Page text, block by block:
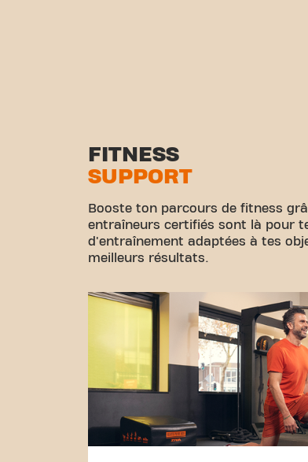
FITNESS
SUPPORT
Booste ton parcours de fitness
entraîneurs certifiés sont là pour
d'entraînement adaptées à tes
meilleurs résultats.